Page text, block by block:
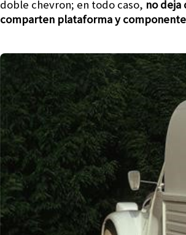
doble chevron; en todo caso, no deja
comparten plataforma y